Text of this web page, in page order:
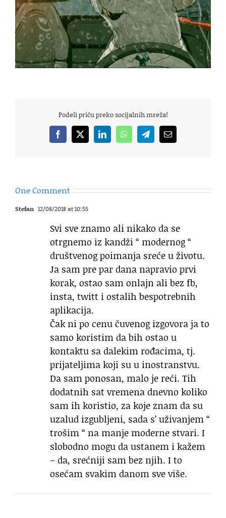
Podeli priču preko socijalnih mreža!
Facebook
X LinkedInWhatsAppTelegramEmail
One Comment
Stefan 12/08/2018 at 10:55
Svi sve znamo ali nikako da se
otrgnemo iz kandži “ modernog “
društvenog poimanja sreće u životu.
Ja sam pre par dana napravio prvi
korak, ostao sam onlajn ali bez fb,
insta, twitt i ostalih bespotrebnih
aplikacija.
Čak ni po cenu čuvenog izgovora ja to
samo koristim da bih ostao u
kontaktu sa dalekim rođacima, tj.
prijateljima koji su u inostranstvu.
Da sam ponosan, malo je reći. Tih
dodatnih sat vremena dnevno koliko
sam ih koristio, za koje znam da su
uzalud izgubljeni, sada s’ uživanjem “
trošim “ na manje moderne stvari. I
slobodno mogu da ustanem i kažem
– da, srećniji sam bez njih. I to
osećam svakim danom sve više.